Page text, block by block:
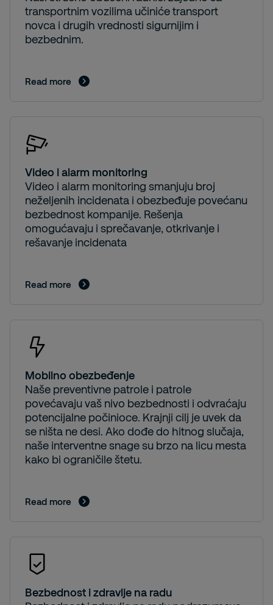
transportnim vozilima učiniće transport
novca i drugih vrednosti sigurnijim i
bezbednim.
Read more
Video i alarm monitoring
Video i alarm monitoring smanjuju broj
neželjenih incidenata i obezbeđuje povećanu
bezbednost kompanije. Rešenja
omogućavaju i sprečavanje, otkrivanje i
rešavanje incidenata
Read more
Mobilno obezbeđenje
Naše preventivne patrole i patrole
povećavaju vaš nivo bezbednosti i odvraćaju
potencijalne počinioce. Krajnji cilj je uvek da
se ništa ne desi. Ako dođe do hitnog slučaja,
naše interventne snage su brzo na licu mesta
kako bi ograničile štetu.
Read more
Bezbednost i zdravlje na radu